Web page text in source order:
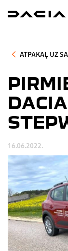
ATPAKAĻ UZ
16.06.2022.